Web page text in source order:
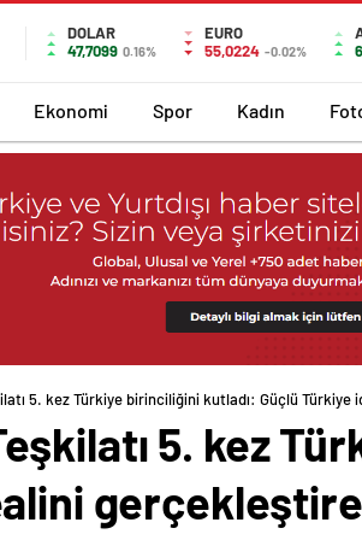
DOLAR
47,7099 0.16%
EURO
55,0224 -0.02%
Ekonomi Spor Kadın
5. kez Türkiye birinciliğini kutladı: Güçlü
5. kez